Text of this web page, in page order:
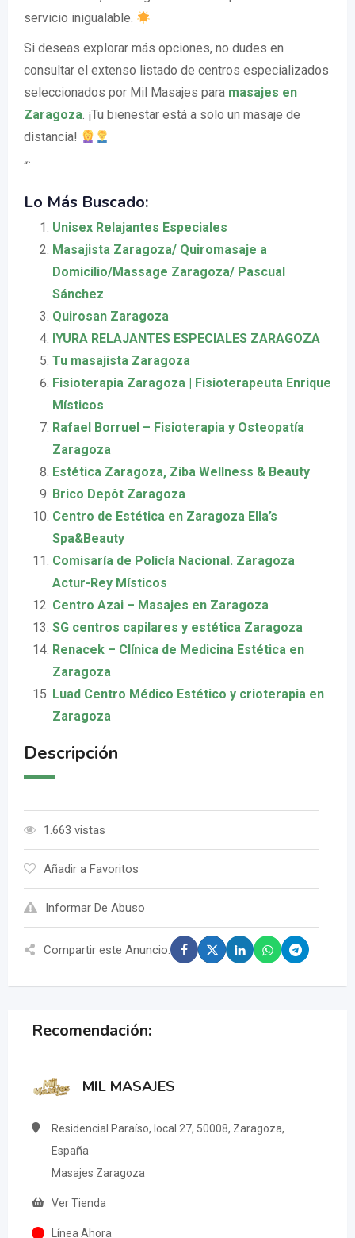
servicio inigualable.
Si deseas explorar más opciones, no dudes en
consultar el extenso listado de centros especializados
seleccionados por Mil Masajes para masajes en
Zaragoza. ¡Tu bienestar está a solo un masaje de
distancia!
“`
Lo Más Buscado:
Unisex Relajantes Especiales
Masajista Zaragoza/ Quiromasaje a
Domicilio/Massage Zaragoza/ Pascual
Sánchez
Quirosan Zaragoza
IYURA RELAJANTES ESPECIALES ZARAGOZA
Tu masajista Zaragoza
Fisioterapia Zaragoza | Fisioterapeuta Enrique
Místicos
Rafael Borruel – Fisioterapia y Osteopatía
Zaragoza
Estética Zaragoza, Ziba Wellness & Beauty
Brico Depôt Zaragoza
Centro de Estética en Zaragoza Ella’s
Spa&Beauty
Comisaría de Policía Nacional. Zaragoza
Actur-Rey Místicos
Centro Azai – Masajes en Zaragoza
SG centros capilares y estética Zaragoza
Renacek – Clínica de Medicina Estética en
Zaragoza
Luad Centro Médico Estético y crioterapia en
Zaragoza
Descripción
1.663 vistas
Añadir a Favoritos
Informar De Abuso
Compartir este Anuncio:
Recomendación:
MIL MASAJES
Residencial Paraíso, local 27, 50008, Zaragoza,
España
Masajes Zaragoza
Ver Tienda
Línea Ahora